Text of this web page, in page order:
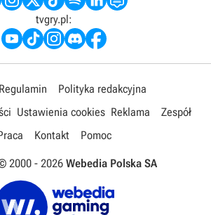
tvgry.pl:
Regulamin
Polityka redakcyjna
Ustawienia cookies Reklama
Zespół
Kontakt Pomoc
2000 - 2026 Webedia Polska SA